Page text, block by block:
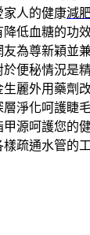
家人的健康減
低血糖的功
為尊新穎並
便秘情況是
麗外用藥劑
淨化呵護睫
源呵護您的
疏通水管的